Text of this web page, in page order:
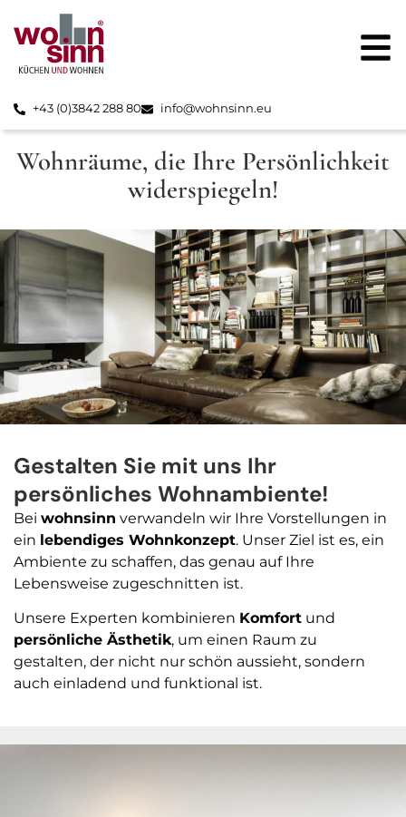
+43 (0)3842 288 80 info@wohnsinn.eu
Wohnräume, die Ihre Persönlichkeit
widerspiegeln!
Gestalten Sie mit uns Ihr
persönliches Wohnambiente!
Bei wohnsinn verwandeln wir Ihre Vorstellungen in
ein lebendiges Wohnkonzept. Unser Ziel ist es, ein
Ambiente zu schaffen, das genau auf Ihre
Lebensweise zugeschnitten ist.
Unsere Experten kombinieren Komfort und
persönliche Ästhetik, um einen Raum zu
gestalten, der nicht nur schön aussieht, sondern
auch einladend und funktional ist.